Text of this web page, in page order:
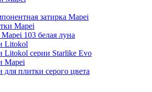
затирка Mapei
Mapei
103 белая луна
Litokol
Litokol серии Starlike Evo
Mapei
плитки серого цвета